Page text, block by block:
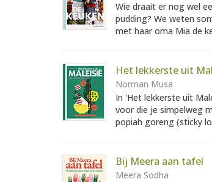
Wie draait er nog wel
pudding? We weten
met haar oma Mia de
Het lekkerste uit
Norman Musa
In 'Het lekkerste uit
voor die je simpelweg
popiah goreng (sticky
Bij Meera aan tafel
Meera Sodha